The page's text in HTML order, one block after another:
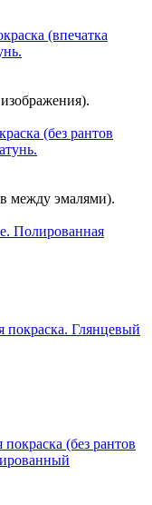
между эмалями).